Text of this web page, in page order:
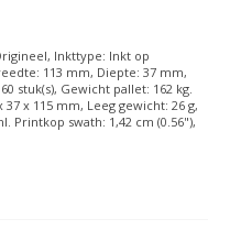
Inkttype: Inkt op
113 mm, Diepte: 37 mm,
stuk(s), Gewicht pallet: 162 kg.
x 115 mm, Leeg gewicht: 26 g,
Printkop swath: 1,42 cm (0.56"),